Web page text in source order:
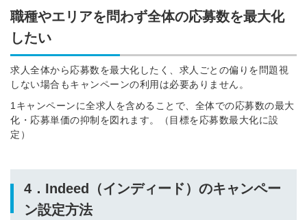
職種やエリアを問わず全体の応募数を最大化
したい
求人全体から応募数を最大化したく、求人ごとの偏りを問題視
しない場合もキャンペーンの利用は必要ありません。
1キャンペーンに全求人を含めることで、全体での応募数の最大
化・応募単価の抑制を図れます。（目標を応募数最大化に設
定）
4．Indeed（インディード）のキャンペー
ン設定方法
でログイン
許可なく投稿すること
みんなの採用部があなたの許可なく投稿すること